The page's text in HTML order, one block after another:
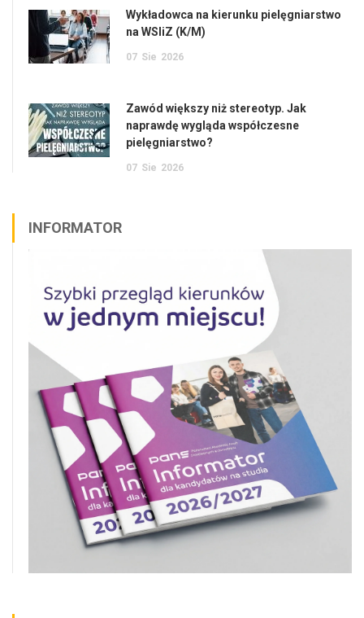
Wykładowca na kierunku pielęgniarstwo
na WSIiZ (K/M)
07 Sie 2026
Zawód większy niż stereotyp. Jak
naprawdę wygląda współczesne
pielęgniarstwo?
07 Sie 2026
INFORMATOR